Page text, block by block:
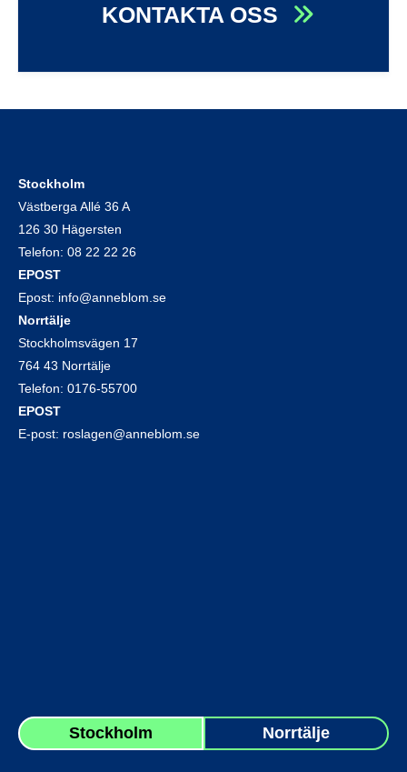
KONTAKTA OSS
Stockholm
Västberga Allé 36 A
126 30 Hägersten
Telefon: 08 22 22 26
EPOST
Epost: info@anneblom.se
Norrtälje
Stockholmsvägen 17
764 43 Norrtälje
Telefon: 0176-55700
EPOST
E-post: roslagen@anneblom.se
Stockholm Norrtälje